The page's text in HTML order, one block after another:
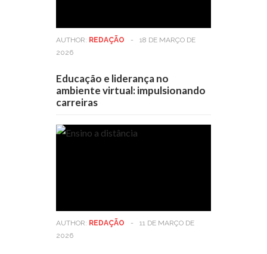
AUTHOR: REDAÇÃO -
18 DE MARÇO DE
2026
Educação e liderança no
ambiente virtual: impulsionando
carreiras
AUTHOR: REDAÇÃO -
11 DE MARÇO DE
2026